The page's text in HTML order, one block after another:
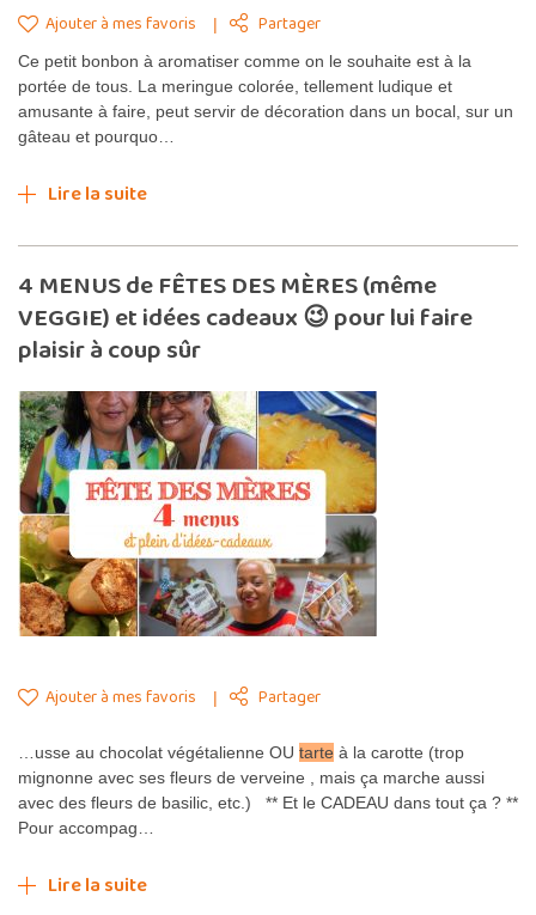
Ajouter à mes favoris
Partager
Ce petit bonbon à aromatiser comme on le souhaite est à la
portée de tous. La meringue colorée, tellement ludique et
amusante à faire, peut servir de décoration dans un bocal, sur un
gâteau et pourquo…
Lire la suite
4 MENUS de FÊTES DES MÈRES (même
VEGGIE) et idées cadeaux 😉 pour lui faire
plaisir à coup sûr
Ajouter à mes favoris Partager
…usse au chocolat végétalienne OU tarte à la carotte (trop
mignonne avec ses fleurs de verveine , mais ça marche aussi
avec des fleurs de basilic, etc.) ** Et le CADEAU dans tout ça ? **
Pour accompag…
Lire la suite